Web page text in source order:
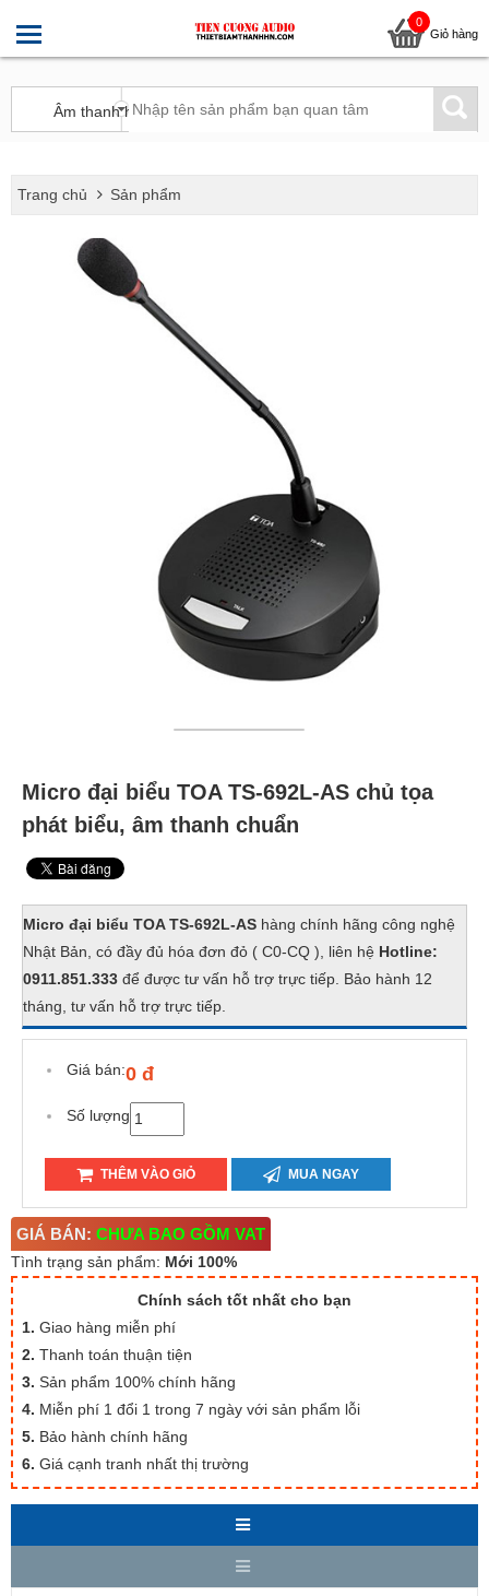
0
Giỏ hàng
Trang chủ Sản phẩm
Micro đại biểu TOA TS-692L-AS chủ tọa
phát biểu, âm thanh chuẩn
Micro đại biểu TOA TS-692L-AS hàng chính hãng công nghệ
Nhật Bản, có đầy đủ hóa đơn đỏ ( C0-CQ ), liên hệ Hotline:
0911.851.333 để được tư vấn hỗ trợ trực tiếp. Bảo hành 12
tháng, tư vấn hỗ trợ trực tiếp.
Giá bán:0 đ
Số lượng
THÊM VÀO GIỎ MUA NGAY
GIÁ BÁN: CHƯA BAO GỒM VAT
Tình trạng sản phẩm: Mới 100%
Chính sách tốt nhất cho bạn
1. Giao hàng miễn phí
2. Thanh toán thuận tiện
3. Sản phẩm 100% chính hãng
4. Miễn phí 1 đổi 1 trong 7 ngày với sản phẩm lỗi
5. Bảo hành chính hãng
6. Giá cạnh tranh nhất thị trường